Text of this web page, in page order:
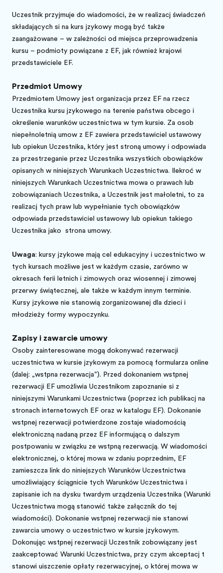
Uczestnik przyjmuje do wiadomości, że w realizację świadczeń
składających się na kurs językowy mogą być także
zaangażowane – w zależności od miejsca przeprowadzenia
kursu – podmioty powiązane z EF, jak również krajowi
przedstawiciele EF.
Przedmiot Umowy
Przedmiotem Umowy jest organizacja przez EF na rzecz
Uczestnika kursu językowego na terenie państwa obcego i
określenie warunków uczestnictwa w tym kursie. Za osobę
niepełnoletnią umowę z EF zawiera przedstawiciel ustawowy
lub opiekun Uczestnika, który jest stroną umowy i odpowiada
za przestrzeganie przez Uczestnika wszystkich obowiązków
opisanych w niniejszych Warunkach Uczestnictwa. Ilekroć w
niniejszych Warunkach Uczestnictwa mowa o prawach lub
zobowiązaniach Uczestnika, a Uczestnik jest małoletni, to za
realizację tych praw lub wypełnianie tych obowiązków
odpowiada przedstawiciel ustawowy lub opiekun takiego
Uczestnika jako strona umowy.
Uwaga: kursy językowe mają cel edukacyjny i uczestnictwo w
tych kursach możliwe jest w każdym czasie, zarówno w
okresach ferii letnich i zimowych oraz wiosennej i zimowej
przerwy świątecznej, ale także w każdym innym terminie.
Kursy językowe nie stanowią zorganizowanej dla dzieci i
młodzieży formy wypoczynku.
Zapisy i zawarcie umowy
Osoby zainteresowane mogą dokonywać rezerwacji
uczestnictwa w kursie językowym za pomocą formularza online
(dalej: „wstępna rezerwacja”). Przed dokonaniem wstępnej
rezerwacji EF umożliwia Uczestnikom zapoznanie się z
niniejszymi Warunkami Uczestnictwa (poprzez ich publikację na
stronach internetowych EF oraz w katalogu EF). Dokonanie
wstępnej rezerwacji potwierdzone zostaje wiadomością
elektroniczną nadaną przez EF informującą o dalszym
postępowaniu w związku ze wstępną rezerwacją. W wiadomości
elektronicznej, o której mowa w zdaniu poprzednim, EF
zamieszcza link do niniejszych Warunków Uczestnictwa
umożliwiający ściągnięcie tych Warunków Uczestnictwa i
zapisanie ich na dysku twardym urządzenia Uczestnika (Warunki
Uczestnictwa mogą stanowić także załącznik do tej
wiadomości). Dokonanie wstępnej rezerwacji nie stanowi
zawarcia umowy o uczestnictwo w kursie językowym.
Dokonując wstępnej rezerwacji Uczestnik zobowiązany jest
zaakceptować Warunki Uczestnictwa, przy czym akceptację tę
stanowi uiszczenie opłaty rezerwacyjnej, o której mowa w